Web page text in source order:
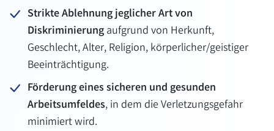
Strikte Ablehnung jeglicher Art von
Diskriminierungaufgrund von Herkunft,
Geschlecht, Alter, Religion, körperlicher/geistiger
Beeinträchtigung.
Förderung eines sicheren und gesunden
Arbeitsumfeldes, in dem die Verletzungsgefahr
minimiert wird.